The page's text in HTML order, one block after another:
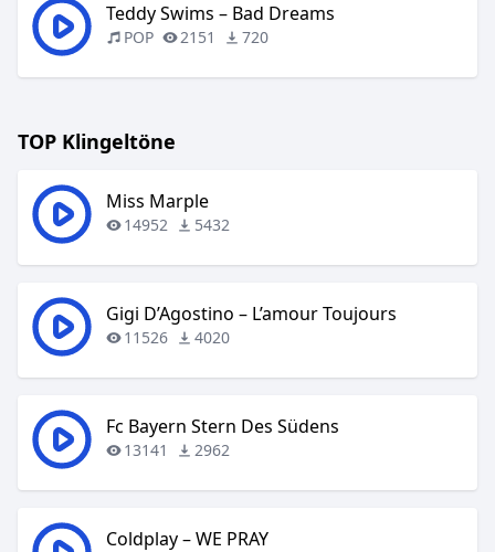
Teddy Swims – Bad Dreams
POP 2151 720
TOP Klingeltöne
Miss Marple
14952 5432
Gigi D’Agostino – L’amour Toujours
11526 4020
Fc Bayern Stern Des Südens
13141 2962
Coldplay – WE PRAY